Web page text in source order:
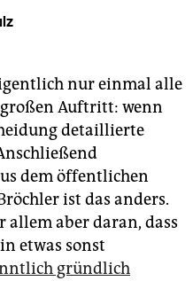
nur einmal alle
Auftritt: wenn
detaillierte
dem öffentlichen
ist das anders.
allem aber daran, dass
etwas sonst
gründlich